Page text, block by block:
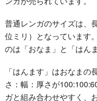
普通レンガのサイズは、
位ミリ）となっています
のは「おなま」と「はん
「はんます」はおなま
さ：幅：厚さが
ガと組み合わせやすく、